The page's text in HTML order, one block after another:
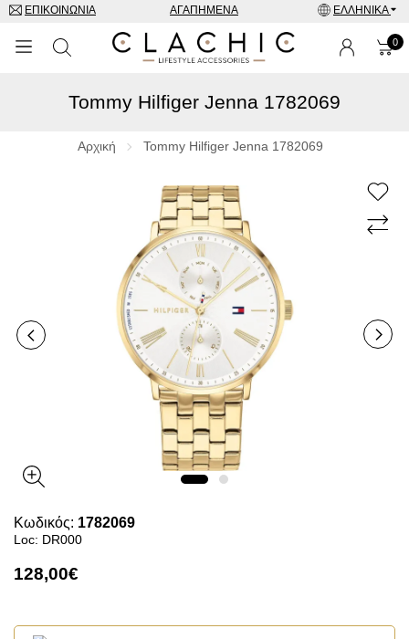
ΕΠΙΚΟΙΝΩΝΊΑ ΑΓΑΠΗΜΈΝΑ ΕΛΛΗΝΙΚΆ
0
ΜΑΡΚΕΣ
ΡΟΛΌΓΙΑ
ΚΟΣΜΉΜΑΤΑ
ΓΥΑΛΙΆ ΗΛΊΟΥ
ΑΞΕΣΟΥΑΡ
SPECIAL OFFERS
Tommy Hilfiger Jenna 1782069
Αρχική Tommy Hilfiger Jenna 1782069
Κωδικός: 1782069
Loc: DR000
128,00€